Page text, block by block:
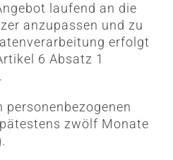
laufend an die
anzupassen und zu
erfolgt
6 Absatz 1
personenbezogenen
zwölf Monate